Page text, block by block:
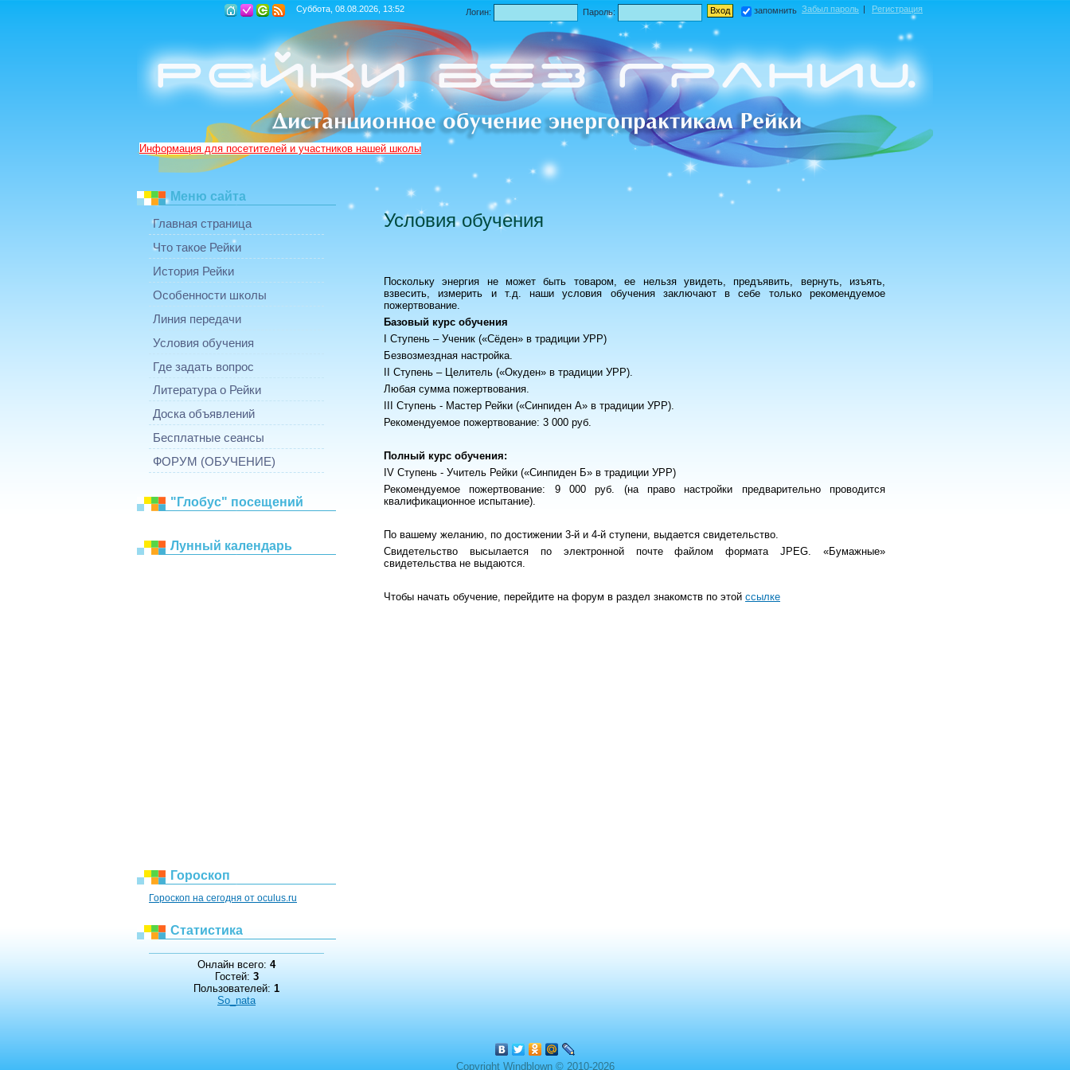
Суббота, 08.08.2026, 13:52 Логин: Пароль: запомнить Забыл пароль | Регистрация
Информация для посетителей и участников нашей школы
Меню сайта
Главная страница
Что такое Рейки
История Рейки
Особенности школы
Линия передачи
Условия обучения
Где задать вопрос
Литература о Рейки
Доска объявлений
Бесплатные сеансы
ФОРУМ (ОБУЧЕНИЕ)
"Глобус" посещений
Лунный календарь
Гороскоп
Гороскоп на сегодня от oculus.ru
Статистика
Онлайн всего: 4
Гостей: 3
Пользователей: 1
So_nata
Условия обучения
Поскольку энергия не может быть товаром, ее нельзя увидеть, предъявить, вернуть, изъять,
взвесить, измерить и т.д. наши условия обучения заключают в себе только рекомендуемое
пожертвование.
Базовый курс обучения
Ступень – Ученик («Сёден» в традиции УРР)
Безвозмездная настройка.
Ступень – Целитель («Окуден» в традиции УРР).
Любая сумма пожертвования.
Ступень - Мастер Рейки («Синпиден А» в традиции УРР).
Рекомендуемое пожертвование: 3 000 руб.
Полный курс обучения:
IV Ступень - Учитель Рейки («Синпиден Б» в традиции УРР)
Рекомендуемое пожертвование: 9 000 руб. (на право настройки предварительно проводится
квалификационное испытание).
По вашему желанию, по достижении 3-й и 4-й ступени, выдается свидетельство.
Свидетельство высылается по электронной почте файлом формата JPEG. «Бумажные»
свидетельства не выдаются.
Чтобы начать обучение, перейдите на форум в раздел знакомств по этой ссылке
Copyright Windblown © 2010-2026